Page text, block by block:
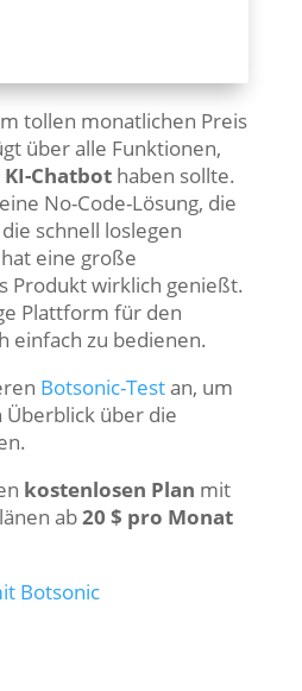
tollen monatlichen Preis
über alle Funktionen,
Chatbothaben sollte.
No-Code-Lösung, die
schnell loslegen
eine große
Produkt wirklich genießt.
Plattform für den
einfach zu bedienen.
Botsonic-Testan, um
über die
kostenlosen Plan mit
ab20 $ pro Monat
Botsonic